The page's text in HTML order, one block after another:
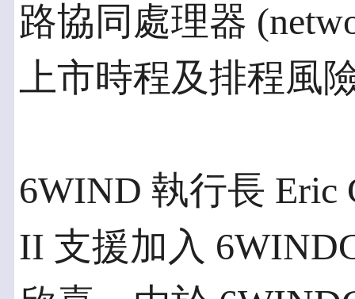
路協同處理器
上市時程及排程風
6WIND 執行長 Eric
II 支援加入